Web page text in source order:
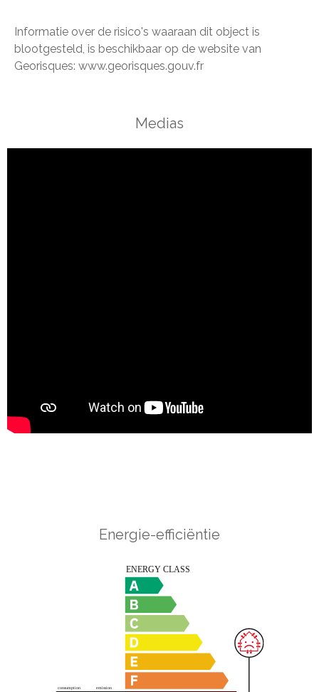
Informatie over de risico's waaraan dit object is
blootgesteld, is beschikbaar op de website van
Georisques: www.georisques.gouv.fr
Medias
Energie-efficiëntie